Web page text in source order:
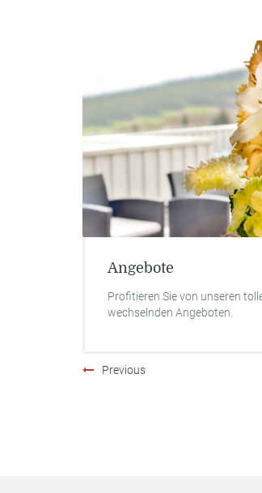
Profitieren Sie von unseren tollen und
wechselnden Angeboten.
Previous